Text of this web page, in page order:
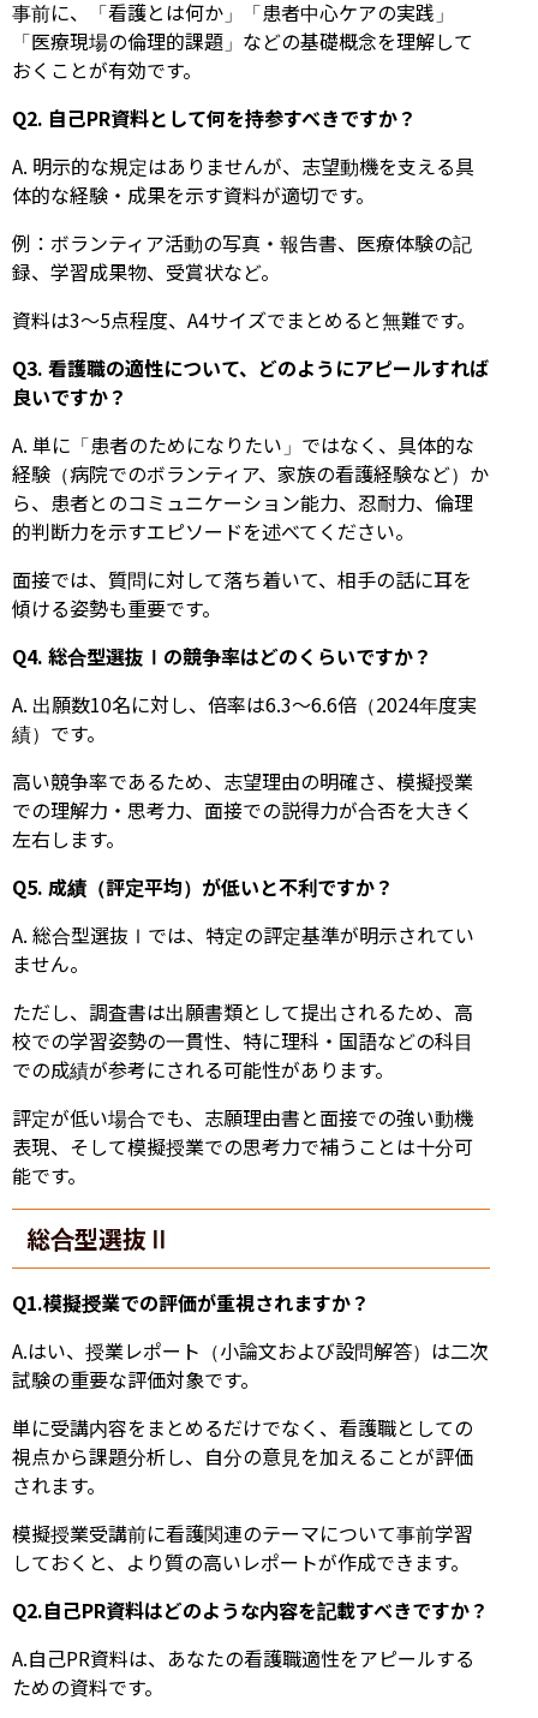
事前に、「看護とは何か」「患者中心ケアの実践」
「医療現場の倫理的課題」などの基礎概念を理解して
おくことが有効です。
Q2. 自己PR資料として何を持参すべきですか？
A. 明示的な規定はありませんが、志望動機を支える具
体的な経験・成果を示す資料が適切です。
例：ボランティア活動の写真・報告書、医療体験の記
録、学習成果物、受賞状など。
資料は3～5点程度、A4サイズでまとめると無難です。
Q3. 看護職の適性について、どのようにアピールすれば
良いですか？
A. 単に「患者のためになりたい」ではなく、具体的な
経験（病院でのボランティア、家族の看護経験など）か
ら、患者とのコミュニケーション能力、忍耐力、倫理
的判断力を示すエピソードを述べてください。
面接では、質問に対して落ち着いて、相手の話に耳を
傾ける姿勢も重要です。
Q4. 総合型選抜Ⅰの競争率はどのくらいですか？
A. 出願数10名に対し、倍率は6.3～6.6倍（2024年度実
績）です。
高い競争率であるため、志望理由の明確さ、模擬授業
での理解力・思考力、面接での説得力が合否を大きく
左右します。
Q5. 成績（評定平均）が低いと不利ですか？
A. 総合型選抜Ⅰでは、特定の評定基準が明示されてい
ません。
ただし、調査書は出願書類として提出されるため、高
校での学習姿勢の一貫性、特に理科・国語などの科目
での成績が参考にされる可能性があります。
評定が低い場合でも、志願理由書と面接での強い動機
表現、そして模擬授業での思考力で補うことは十分可
能です。
総合型選抜Ⅱ
Q1.模擬授業での評価が重視されますか？
A.はい、授業レポート（小論文および設問解答）は二次
試験の重要な評価対象です。
単に受講内容をまとめるだけでなく、看護職としての
視点から課題分析し、自分の意見を加えることが評価
されます。
模擬授業受講前に看護関連のテーマについて事前学習
しておくと、より質の高いレポートが作成できます。
Q2.自己PR資料はどのような内容を記載すべきですか？
A.自己PR資料は、あなたの看護職適性をアピールする
ための資料です。